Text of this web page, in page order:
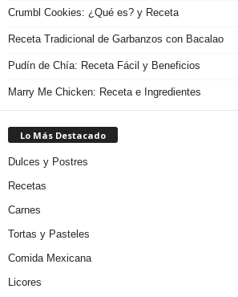
Crumbl Cookies: ¿Qué es? y Receta
Receta Tradicional de Garbanzos con Bacalao
Pudín de Chía: Receta Fácil y Beneficios
Marry Me Chicken: Receta e Ingredientes
Lo Más Destacado
Dulces y Postres
Recetas
Carnes
Tortas y Pasteles
Comida Mexicana
Licores